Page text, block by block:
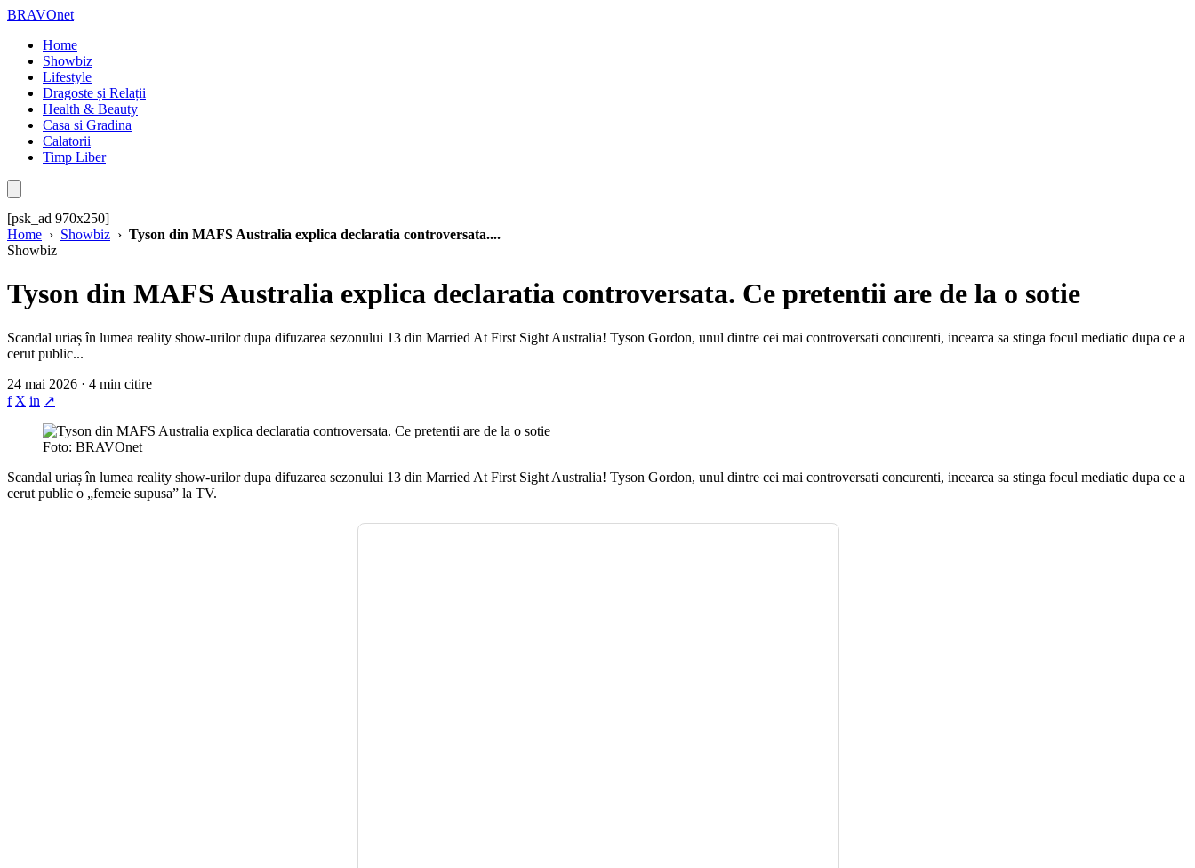
BRAVOnet
Home
Showbiz
Lifestyle
Dragoste și Relații
Health & Beauty
Casa si Gradina
Calatorii
Timp Liber
[psk_ad 970x250]
Home › Showbiz › Tyson din MAFS Australia explica declaratia controversata....
Showbiz
Tyson din MAFS Australia explica declaratia controversata. Ce pretentii are de la o sotie
Scandal uriaș în lumea reality show-urilor dupa difuzarea sezonului 13 din Married At First Sight Australia! Tyson Gordon, unul dintre cei mai controversati concurenti, incearca sa stinga focul mediatic dupa ce a
cerut public...
24 mai 2026 · 4 min citire
f X in ↗
Foto: BRAVOnet
Scandal uriaș în lumea reality show-urilor dupa difuzarea sezonului 13 din Married At First Sight Australia! Tyson Gordon, unul dintre cei mai controversati concurenti, incearca sa stinga focul mediatic dupa ce a
cerut public o „femeie supusa” la TV.